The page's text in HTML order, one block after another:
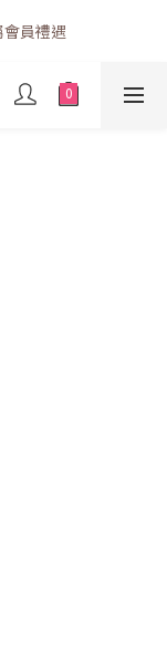
日及公眾假期並非
員禮遇
日及公眾假期並非